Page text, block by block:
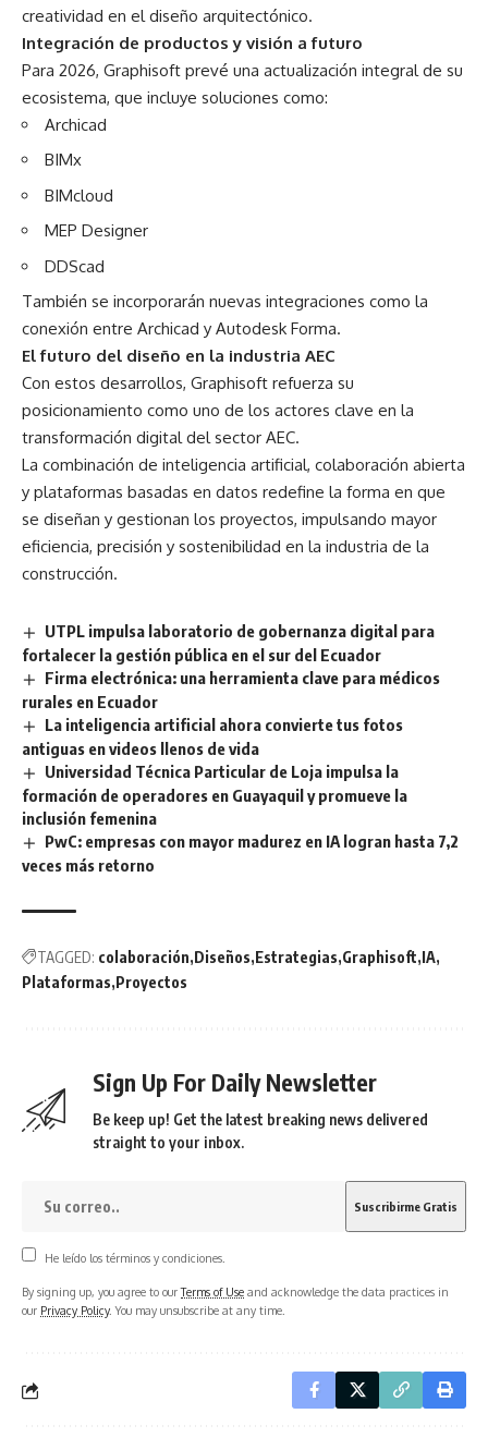
creatividad en el diseño arquitectónico.
Integración de productos y visión a futuro
Para 2026, Graphisoft prevé una actualización integral de su
ecosistema, que incluye soluciones como:
Archicad
BIMx
BIMcloud
MEP Designer
DDScad
También se incorporarán nuevas integraciones como la
conexión entre Archicad y Autodesk Forma.
El futuro del diseño en la industria AEC
Con estos desarrollos, Graphisoft refuerza su
posicionamiento como uno de los actores clave en la
transformación digital del sector AEC.
La combinación de inteligencia artificial, colaboración abierta
y plataformas basadas en datos redefine la forma en que
se diseñan y gestionan los proyectos, impulsando mayor
eficiencia, precisión y sostenibilidad en la industria de la
construcción.
UTPL impulsa laboratorio de gobernanza digital para
fortalecer la gestión pública en el sur del Ecuador
Firma electrónica: una herramienta clave para médicos
rurales en Ecuador
La inteligencia artificial ahora convierte tus fotos
antiguas en videos llenos de vida
Universidad Técnica Particular de Loja impulsa la
formación de operadores en Guayaquil y promueve la
inclusión femenina
PwC: empresas con mayor madurez en IA logran hasta 7,2
veces más retorno
TAGGED: colaboración Diseños Estrategias Graphisoft IA
Plataformas Proyectos
Sign Up For Daily Newsletter
Be keep up! Get the latest breaking news delivered
straight to your inbox.
He leído los términos y condiciones.
By signing up, you agree to ourTerms of Use and acknowledge the data practices in
our Privacy Policy. You may unsubscribe at any time.